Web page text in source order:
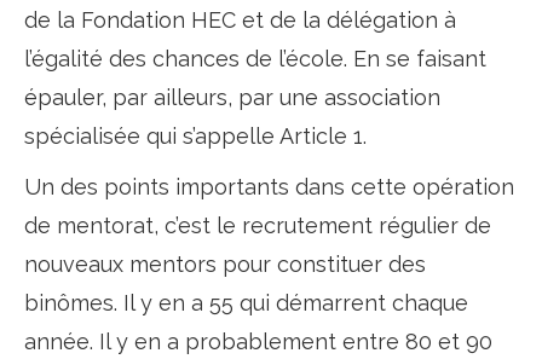
de la Fondation HEC et de la délégation à
l’égalité des chances de l’école. En se faisant
épauler, par ailleurs, par une association
spécialisée qui s’appelle Article 1.
Un des points importants dans cette opération
de mentorat, c’est le recrutement régulier de
nouveaux mentors pour constituer des
binômes. Il y en a 55 qui démarrent chaque
année. Il y en a probablement entre 80 et 90